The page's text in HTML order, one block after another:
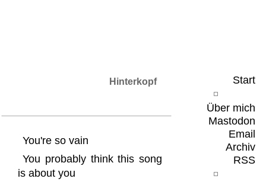
Start
Über mich
Mastodon
Email
Archiv
RSS
Hinterkopf
You're so vain
You probably think this song
is about you